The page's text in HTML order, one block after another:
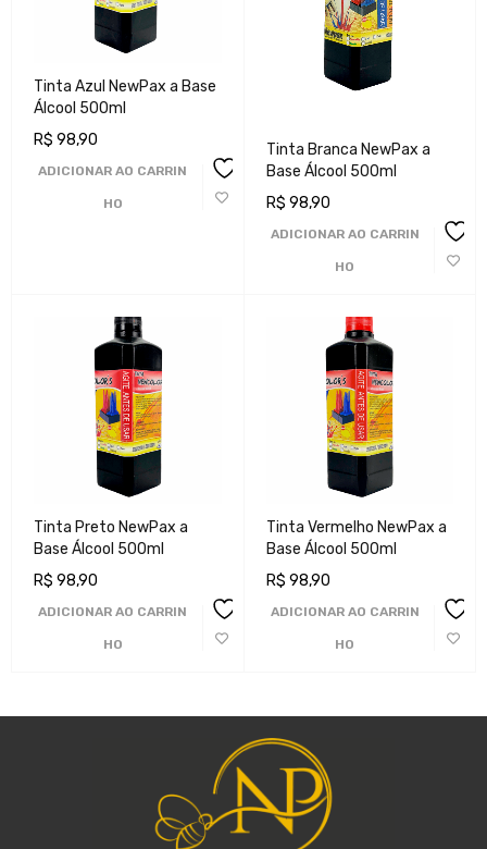
Tinta Azul NewPax a Base
Álcool 500ml
R$ 98,90
ADICIONAR AO CARRIN
HO
Tinta Branca NewPax a
Base Álcool 500ml
R$ 98,90
ADICIONAR AO CARRIN
HO
Tinta Preto NewPax a
Base Álcool 500ml
R$ 98,90
ADICIONAR AO CARRIN
HO
Tinta Vermelho NewPax a
Base Álcool 500ml
R$ 98,90
ADICIONAR AO CARRIN
HO